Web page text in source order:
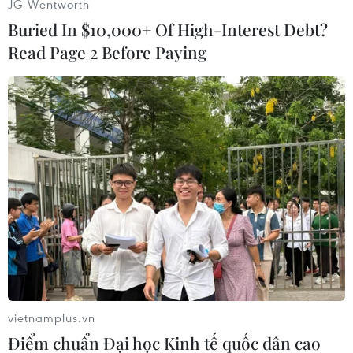
#Thiết bị an ninh #Khủng bố
#Tấn công khủng bố
#News Game
#Playnhe
Theo dõi VietnamPlus
TIN LIÊN QUAN
JG Wentworth
Buried In $10,000+ Of High-Interest Debt?
Read Page 2 Before Paying
vietnamplus.vn
Điểm chuẩn Đại học Kinh tế quốc dân cao